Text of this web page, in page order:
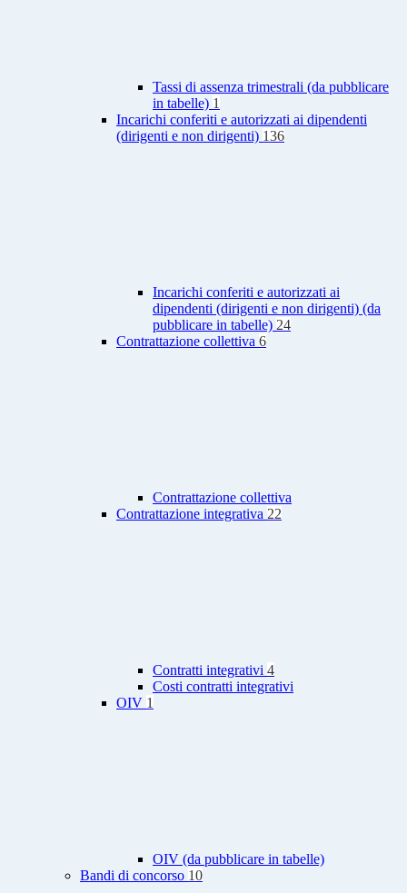
Tassi di assenza trimestrali (da pubblicare
in tabelle) 1
Incarichi conferiti e autorizzati ai dipendenti
(dirigenti e non dirigenti) 136
Incarichi conferiti e autorizzati ai
dipendenti (dirigenti e non dirigenti) (da
pubblicare in tabelle) 24
Contrattazione collettiva 6
Contrattazione collettiva
Contrattazione integrativa 22
Contratti integrativi 4
Costi contratti integrativi
OIV 1
OIV (da pubblicare in tabelle)
Bandi di concorso 10